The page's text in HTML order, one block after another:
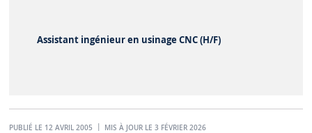
Assistant ingénieur en usinage CNC (H/F)
PUBLIÉ LE 12 AVRIL 2005 MIS À JOUR LE 3 FÉVRIER 2026